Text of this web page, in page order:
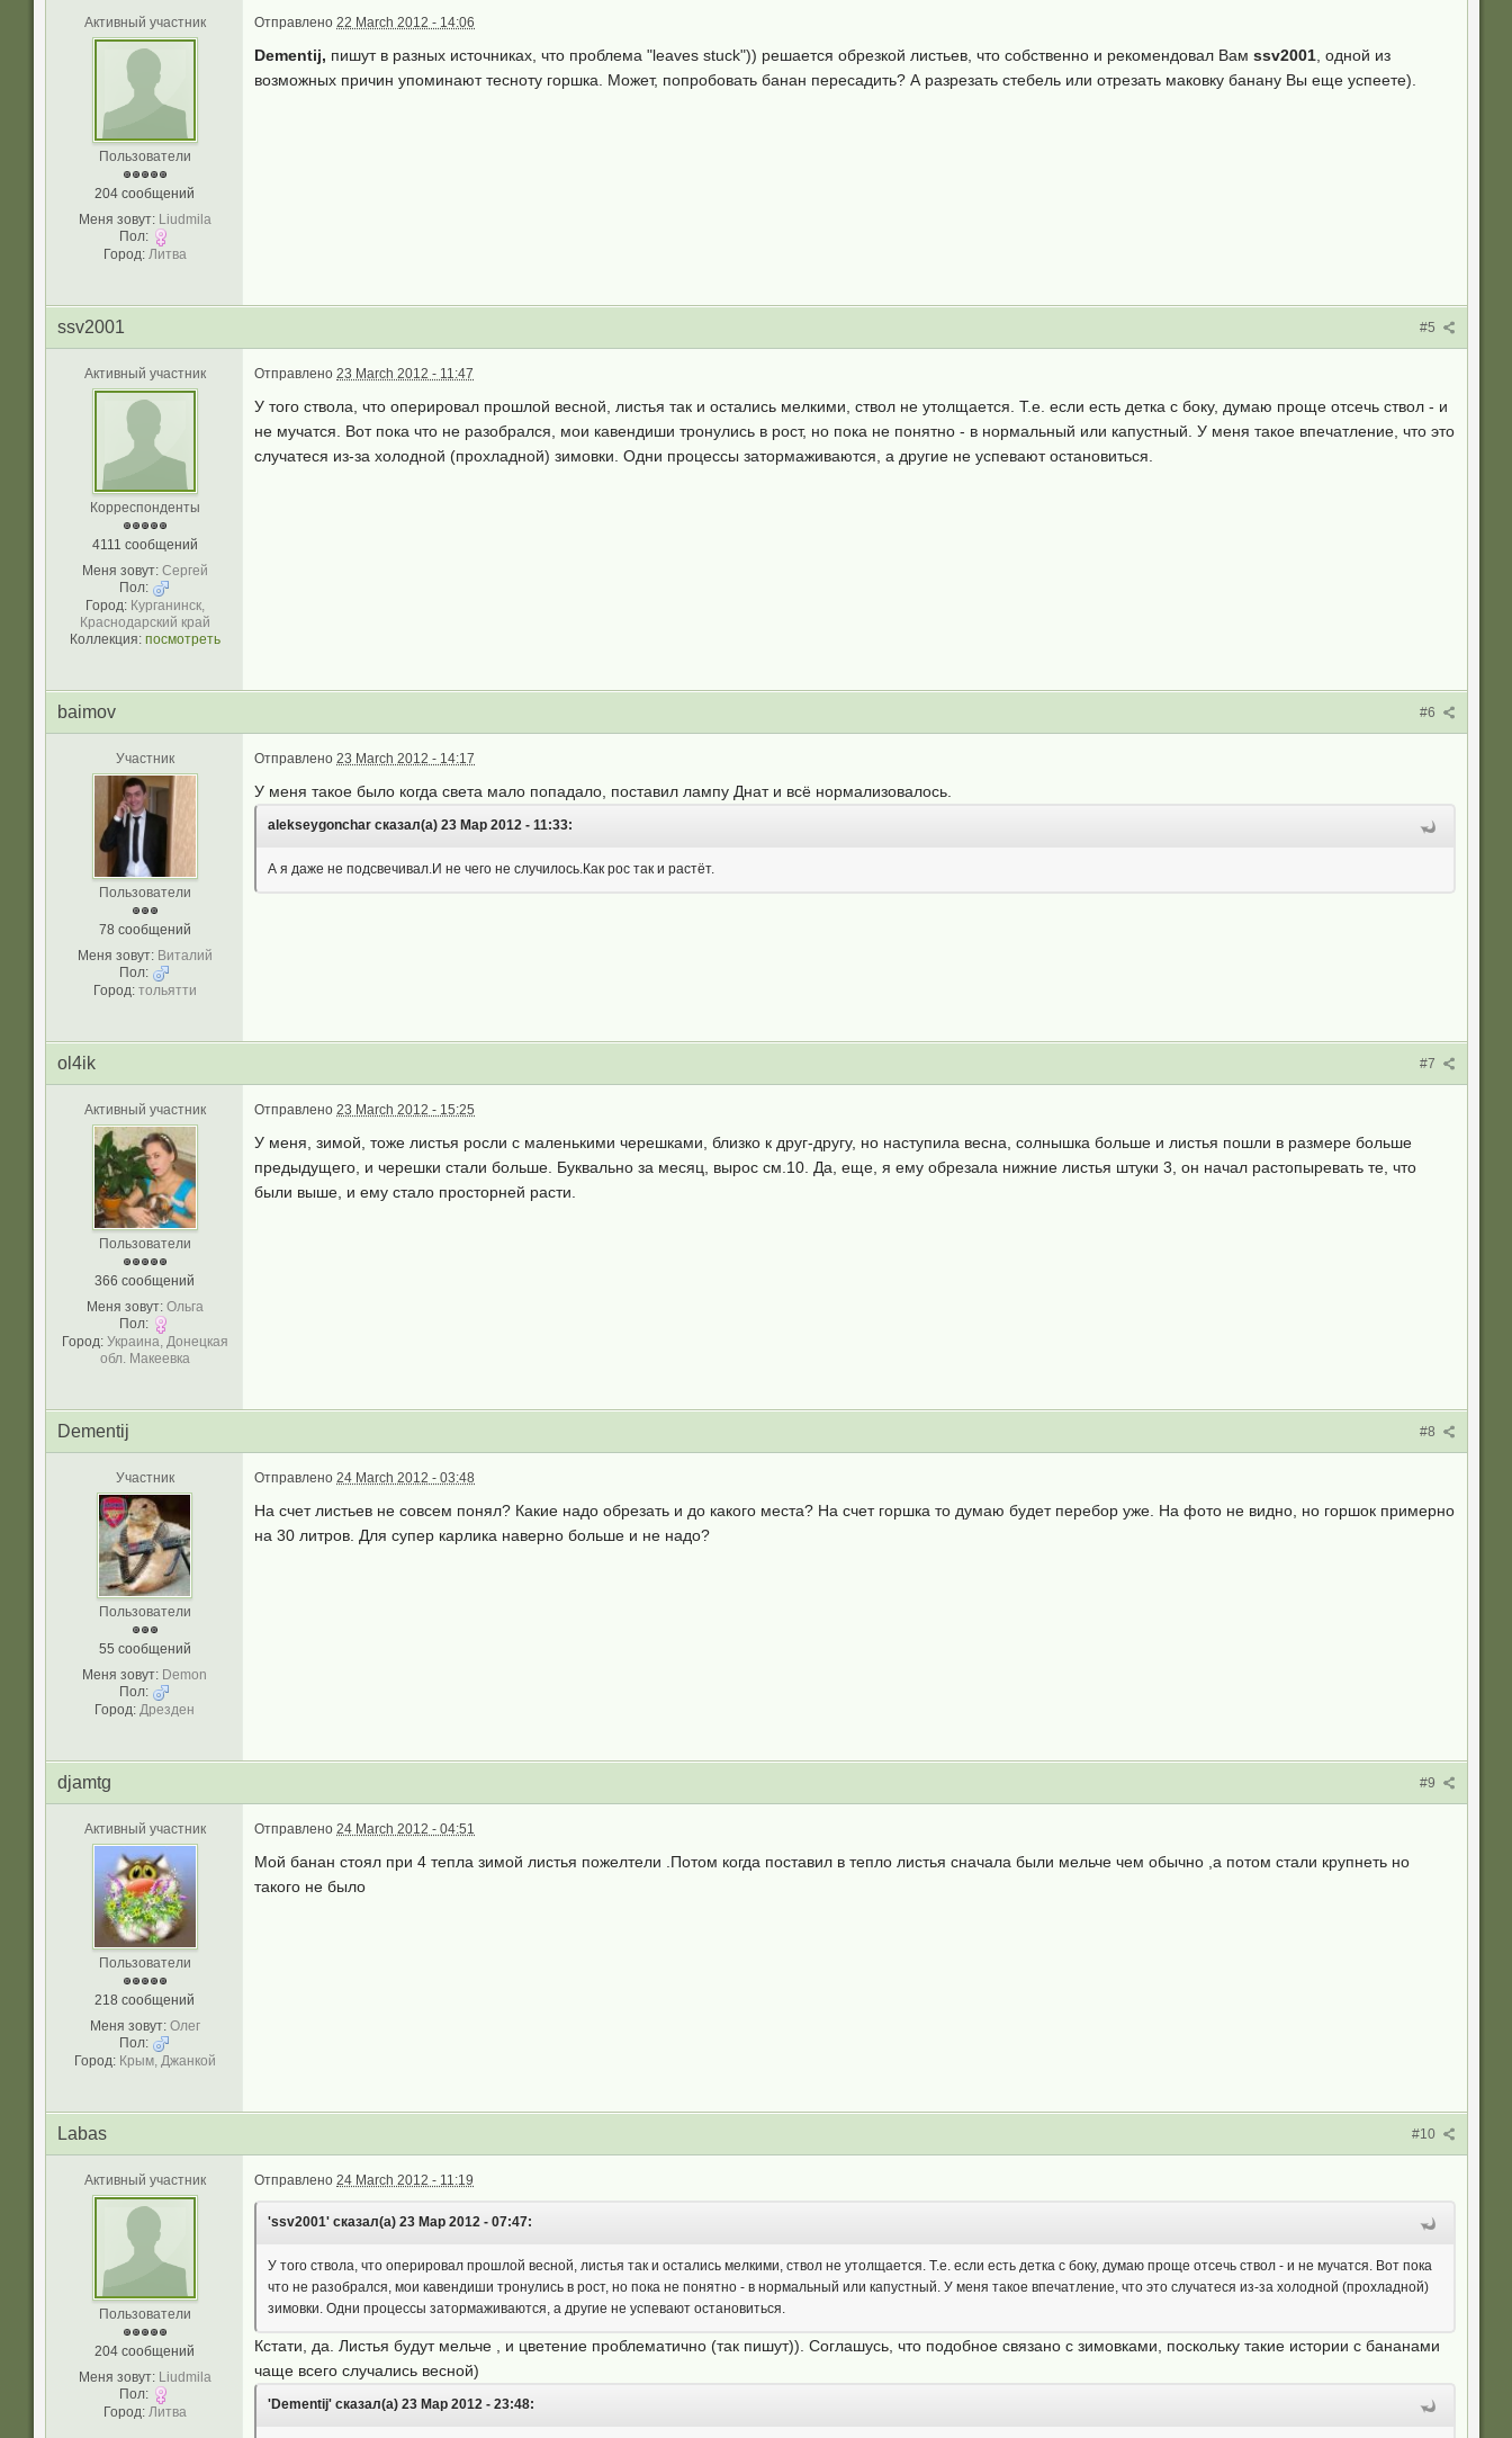
Активный участник
Пользователи
204 сообщений
Меня зовут: Liudmila
Пол:
Город: Литва
Отправлено 22 March 2012 - 14:06
Dementij, пишут в разных источниках, что проблема "leaves stuck")) решается обрезкой листьев, что собственно и рекомендовал Вам ssv2001 , одной из
возможных причин упоминают тесноту горшка. Может, попробовать банан пересадить? А разрезать стебель или отрезать маковку банану Вы еще успеете).
#5
ssv2001
Активный участник
Корреспонденты
4111 сообщений
Меня зовут: Сергей
Пол:
Город: Курганинск,
Краснодарский край
Коллекция: посмотреть
Отправлено 23 March 2012 - 11:47
У того ствола, что оперировал прошлой весной, листья так и остались мелкими, ствол не утолщается. Т.е. если есть детка с боку, думаю проще отсечь ствол - и
не мучатся. Вот пока что не разобрался, мои кавендиши тронулись в рост, но пока не понятно - в нормальный или капустный. У меня такое впечатление, что это
случатеся из-за холодной (прохладной) зимовки. Одни процессы затормаживаются, а другие не успевают остановиться.
#6
baimov
Участник
Пользователи
78 сообщений
Меня зовут: Виталий
Пол:
Город: тольятти
Отправлено 23 March 2012 - 14:17
У меня такое было когда света мало попадало, поставил лампу Днат и всё нормализовалось.
alekseygonchar сказал(а) 23 Мар 2012 - 11:33:
А я даже не подсвечивал.И не чего не случилось.Как рос так и растёт.
#7
ol4ik
Активный участник
Пользователи
366 сообщений
Меня зовут: Ольга
Пол:
Город: Украина, Донецкая
обл. Макеевка
Отправлено 23 March 2012 - 15:25
У меня, зимой, тоже листья росли с маленькими черешками, близко к друг-другу, но наступила весна, солнышка больше и листья пошли в размере больше
предыдущего, и черешки стали больше. Буквально за месяц, вырос см.10. Да, еще, я ему обрезала нижние листья штуки 3, он начал растопыревать те, что
были выше, и ему стало просторней расти.
#8
Dementij
Участник
Пользователи
55 сообщений
Меня зовут: Demon
Пол:
Город: Дрезден
Отправлено 24 March 2012 - 03:48
На счет листьев не совсем понял? Какие надо обрезать и до какого места? На счет горшка то думаю будет перебор уже. На фото не видно, но горшок примерно
на 30 литров. Для супер карлика наверно больше и не надо?
#9
djamtg
Активный участник
Пользователи
218 сообщений
Меня зовут: Олег
Пол:
Город: Крым, Джанкой
Отправлено 24 March 2012 - 04:51
Мой банан стоял при 4 тепла зимой листья пожелтели .Потом когда поставил в тепло листья сначала были мельче чем обычно ,а потом стали крупнеть но
такого не было
#10
Labas
Активный участник
Пользователи
204 сообщений
Меня зовут: Liudmila
Пол:
Город: Литва
Отправлено 24 March 2012 - 11:19
'ssv2001' сказал(а) 23 Мар 2012 - 07:47:
У того ствола, что оперировал прошлой весной, листья так и остались мелкими, ствол не утолщается. Т.е. если есть детка с боку, думаю проще отсечь ствол - и не мучатся. Вот пока
что не разобрался, мои кавендиши тронулись в рост, но пока не понятно - в нормальный или капустный. У меня такое впечатление, что это случатеся из-за холодной (прохладной)
зимовки. Одни процессы затормаживаются, а другие не успевают остановиться.
Кстати, да. Листья будут мельче , и цветение проблематично (так пишут)). Соглашусь, что подобное связано с зимовками, поскольку такие истории с бананами
чаще всего случались весной)
'Dementij' сказал(а) 23 Мар 2012 - 23:48: